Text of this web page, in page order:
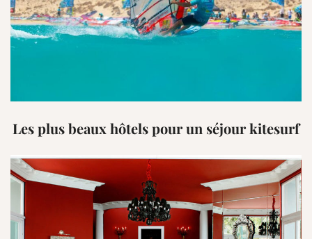
Les plus beaux hôtels pour un séjour kitesurf